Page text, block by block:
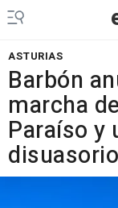
ASTURIAS
Barbón
marcha
Paraíso y